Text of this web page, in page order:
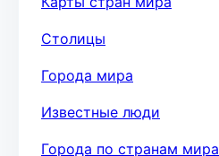
Столицы
Города мира
Известные люди
Города по странам мира